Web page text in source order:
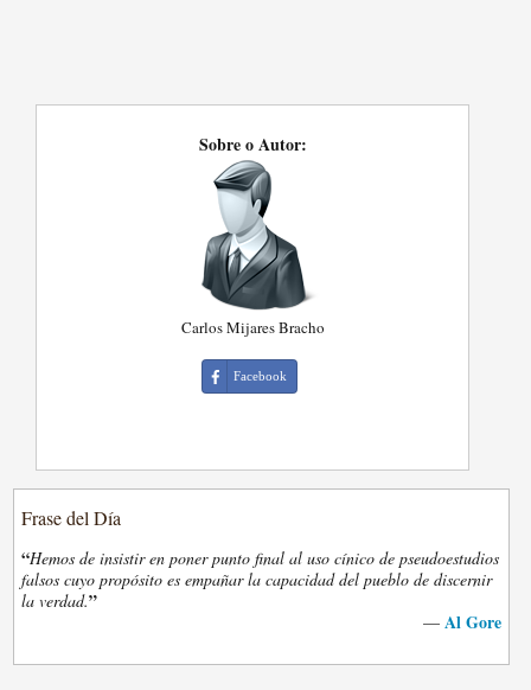
Sobre o Autor:
Carlos Mijares Bracho
Facebook
Frase del Día
“Hemos de insistir en poner punto final al uso cínico de pseudoestudios
falsos cuyo propósito es empañar la capacidad del pueblo de discernir
la verdad.”
— Al Gore